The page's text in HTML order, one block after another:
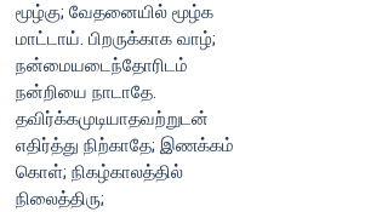
மூழ்கு; வேதனையில் மூழ்க
மாட்டாய். பிறருக்காக வாழ்;
நன்மையடைந்தோரிடம்
நன்றியை நாடாதே.
தவிர்க்கமுடியாதவற்றுடன்
எதிர்த்து நிற்காதே; இணக்கம்
கொள்; நிகழ்காலத்தில்
நிலைத்திரு;